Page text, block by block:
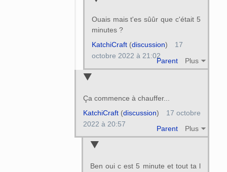
Ouais mais t'es sûûr que c'était 5
minutes ?
Parent Plus
KatchiCraft(discussion)
17
octobre 2022 à 21:02
Ça commence à chauffer...
Parent Plus
KatchiCraft(discussion)
17 octobre
2022 à 20:57
Ben oui c est 5 minute et tout ta l